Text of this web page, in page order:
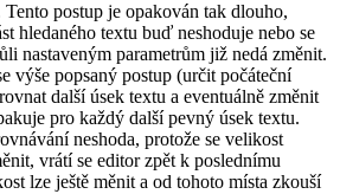
postup je opakován tak dlouho,
hledaného textu buď neshoduje nebo se
nastaveným parametrům již nedá změnit.
výše popsaný postup (určit počáteční
další úsek textu a eventuálně změnit
pro každý další pevný úsek textu.
neshoda, protože se velikost
vrátí se editor zpět k poslednímu
lze ještě měnit a od tohoto místa zkouší